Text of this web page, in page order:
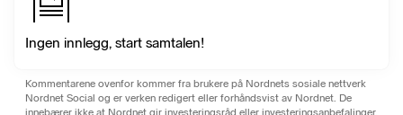
Ingen innlegg, start samtalen!
Kommentarene ovenfor kommer fra brukere på Nordnets sosiale nettverk
Nordnet Social og er verken redigert eller forhåndsvist av Nordnet. De
innebærer ikke at Nordnet gir investeringsråd eller investeringsanbefalinger.